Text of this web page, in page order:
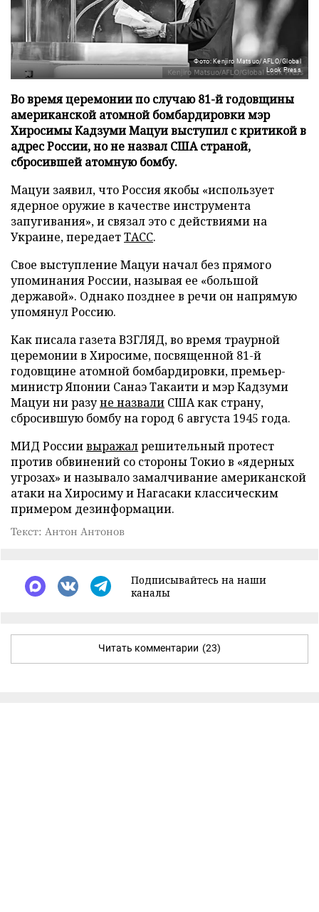
Фото: Kenjiro Matsuo/AFLO/Global
Look Press
Во время церемонии по случаю 81-й годовщины
американской атомной бомбардировки мэр
Хиросимы Кадзуми Мацуи выступил с критикой в
адрес России, но не назвал США страной,
сбросившей атомную бомбу.
Мацуи заявил, что Россия якобы «использует
ядерное оружие в качестве инструмента
запугивания», и связал это с действиями на
Украине, передаетТАСС.
Свое выступление Мацуи начал без прямого
упоминания России, называя ее «большой
державой». Однако позднее в речи он напрямую
упомянул Россию.
Как писала газета ВЗГЛЯД, во время траурной
церемонии в Хиросиме, посвященной 81-й
годовщине атомной бомбардировки, премьер-
министр Японии Санаэ Такаити и мэр Кадзуми
Мацуи ни разуне назвали США как страну,
сбросившую бомбу на город 6 августа 1945 года.
МИД Россиивыражалрешительный протест
против обвинений со стороны Токио в «ядерных
угрозах» и называло замалчивание американской
атаки на Хиросиму и Нагасаки классическим
примером дезинформации.
Текст: Антон Антонов
Подписывайтесь на наши
каналы
Читать комментарии (23)